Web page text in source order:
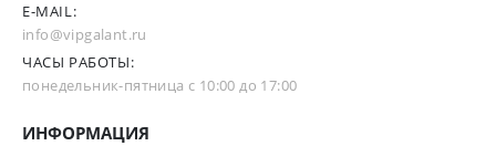
E-MAIL:
info@vipgalant.ru
ЧАСЫ РАБОТЫ:
понедельник-пятница с 10:00 до 17:00
ИНФОРМАЦИЯ